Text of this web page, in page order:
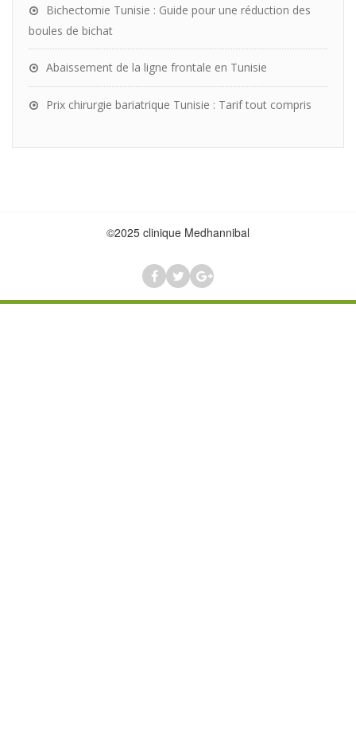
Bichectomie Tunisie : Guide pour une réduction des
boules de bichat
Abaissement de la ligne frontale en Tunisie
Prix chirurgie bariatrique Tunisie : Tarif tout compris
©2025 clinique Medhannibal